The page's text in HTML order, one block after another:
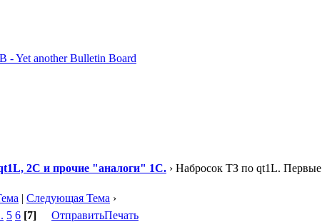
2C и прочие "аналоги" 1С. › Набросок ТЗ по qt1L. Первые
| Следующая Тема ›
5 6 [7] ОтправитьПечать